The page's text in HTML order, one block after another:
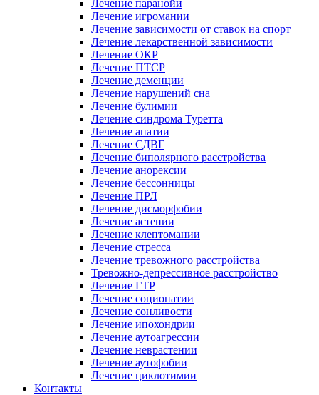
Лечение паранойи
Лечение игромании
Лечение зависимости от ставок на спорт
Лечение лекарственной зависимости
Лечение ОКР
Лечение ПТСР
Лечение деменции
Лечение нарушений сна
Лечение булимии
Лечение синдрома Туретта
Лечение апатии
Лечение СДВГ
Лечение биполярного расстройства
Лечение анорексии
Лечение бессонницы
Лечение ПРЛ
Лечение дисморфобии
Лечение астении
Лечение клептомании
Лечение стресса
Лечение тревожного расстройства
Тревожно-депрессивное расстройство
Лечение ГТР
Лечение социопатии
Лечение сонливости
Лечение ипохондрии
Лечение аутоагрессии
Лечение неврастении
Лечение аутофобии
Лечение циклотимии
Контакты